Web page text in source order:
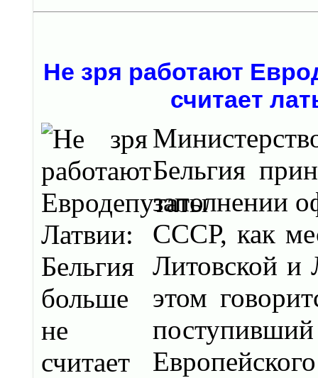
Не зря работают
считает
Бельгия
заполнении
СССР, как
Литовской и
этом